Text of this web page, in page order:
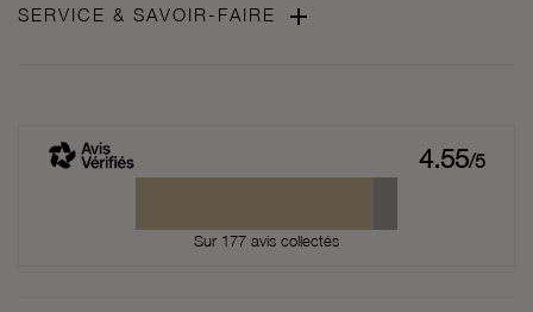
SERVICE & SAVOIR-FAIRE 
4.55/5
Sur 177 avis collectés